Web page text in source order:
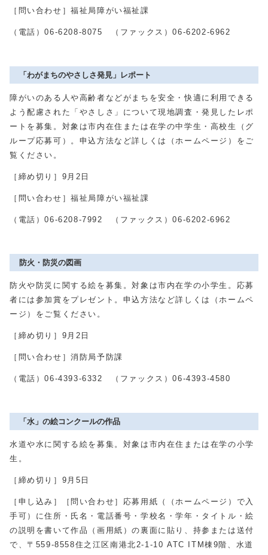
［問い合わせ］福祉局障がい福祉課
（電話）06-6208-8075 （ファックス）06-6202-6962
「わがまちのやさしさ発見」レポート
障がいのある人や高齢者などがまちを安全・快適に利用できる
よう配慮された「やさしさ」について現地調査・発見したレポ
ートを募集。対象は市内在住または在学の中学生・高校生（グ
ループ応募可）。申込方法など詳しくは（ホームページ）をご
覧ください。
［締め切り］9月2日
［問い合わせ］福祉局障がい福祉課
（電話）06-6208-7992 （ファックス）06-6202-6962
防火・防災の図画
防火や防災に関する絵を募集。対象は市内在学の小学生。応募
者には参加賞をプレゼント。申込方法など詳しくは（ホームペ
ージ）をご覧ください。
［締め切り］9月2日
［問い合わせ］消防局予防課
（電話）06-4393-6332 （ファックス）06-4393-4580
「水」の絵コンクールの作品
水道や水に関する絵を募集。対象は市内在住または在学の小学
生。
［締め切り］9月5日
［申し込み］［問い合わせ］応募用紙（（ホームページ）で入
手可）に住所・氏名・電話番号・学校名・学年・タイトル・絵
の説明を書いて作品（画用紙）の裏面に貼り、持参または送付
で、〒559-8558住之江区南港北2-1-10 ATC ITM棟9階、水道